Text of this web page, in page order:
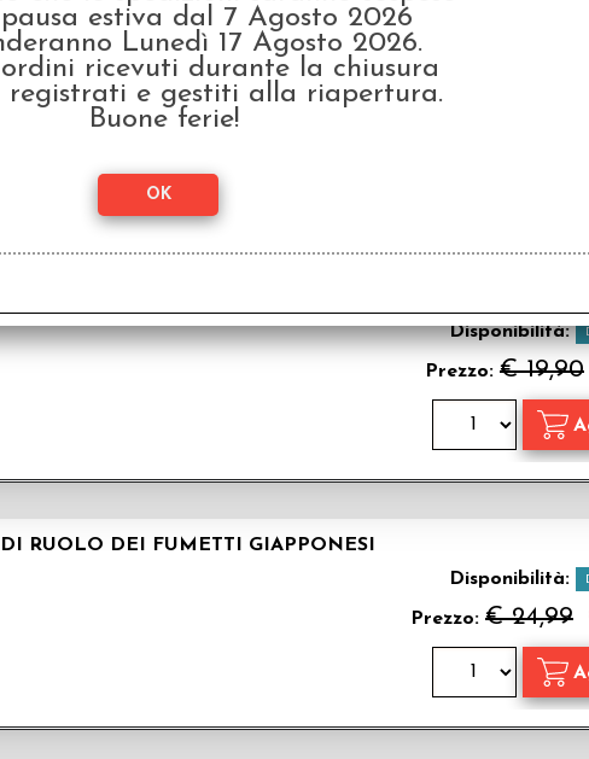
Prezzo:
CREATURE E PERSONAGGI
Disponibilità:
Prezzo: € 19,90
RUOLO DEI FUMETTI GIAPPONESI
Disponibilità:
Prezzo: € 24,99
estiva dal 7 Agosto 2026
Lunedì 17 Agosto 2026.
ricevuti durante la chiusura
registrati e gestiti alla riapertura.
Buone ferie!